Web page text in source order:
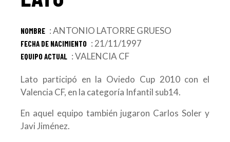
NOMBRE : ANTONIO LATORRE GRUESO
FECHA DE NACIMIENTO : 21/11/1997
EQUIPO ACTUAL : VALENCIA CF
Lato participó en la Oviedo Cup 2010 con el
Valencia CF, en la categoría Infantil sub14.
En aquel equipo también jugaron Carlos Soler y
Javi Jiménez.